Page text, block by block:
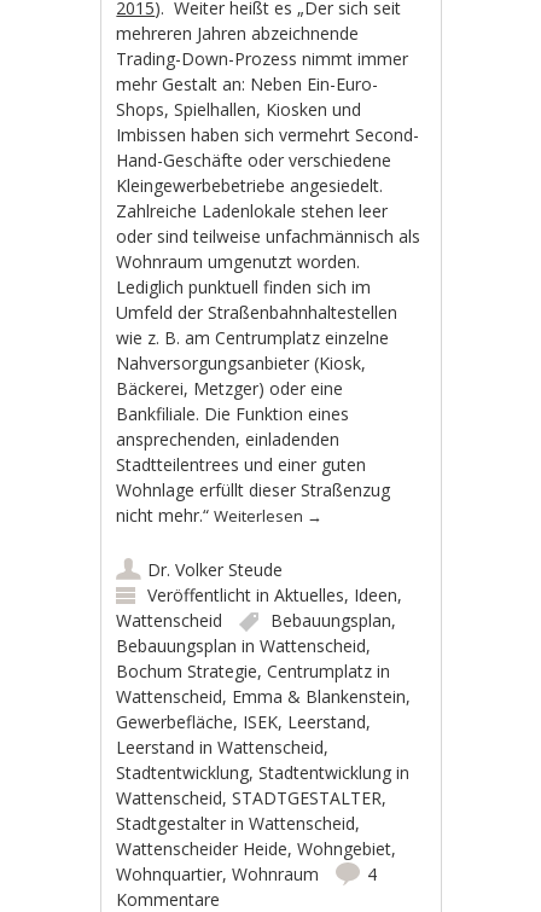
2015). Weiter heißt es „Der sich seit
mehreren Jahren abzeichnende
Trading-Down-Prozess nimmt immer
mehr Gestalt an: Neben Ein-Euro-
Shops, Spielhallen, Kiosken und
Imbissen haben sich vermehrt Second-
Hand-Geschäfte oder verschiedene
Kleingewerbebetriebe angesiedelt.
Zahlreiche Ladenlokale stehen leer
oder sind teilweise unfachmännisch als
Wohnraum umgenutzt worden.
Lediglich punktuell finden sich im
Umfeld der Straßenbahnhaltestellen
wie z. B. am Centrumplatz einzelne
Nahversorgungsanbieter (Kiosk,
Bäckerei, Metzger) oder eine
Bankfiliale. Die Funktion eines
ansprechenden, einladenden
Stadtteilentrees und einer guten
Wohnlage erfüllt dieser Straßenzug
nicht mehr.“Weiterlesen →
Dr. Volker Steude
Veröffentlicht inAktuelles, Ideen,
Wattenscheid
Bebauungsplan,
Bebauungsplan in Wattenscheid,
Bochum Strategie,Centrumplatz in
Wattenscheid, Emma & Blankenstein,
Gewerbefläche, ISEK, Leerstand,
Leerstand in Wattenscheid,
Stadtentwicklung,Stadtentwicklung in
Wattenscheid,STADTGESTALTER,
Stadtgestalter in Wattenscheid,
Wattenscheider Heide,Wohngebiet,
Wohnquartier,Wohnraum
4
Kommentare